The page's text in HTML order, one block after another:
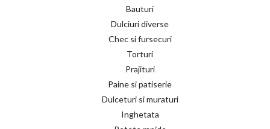
Bauturi
Dulciuri diverse
Chec si fursecuri
Torturi
Prajituri
Paine si patiserie
Dulceturi si muraturi
Inghetata